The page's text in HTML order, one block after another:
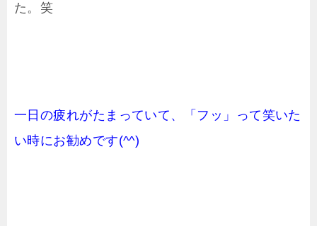
た。笑
一日の疲れがたまっていて、「フッ」って笑いた
い時にお勧めです(^^)